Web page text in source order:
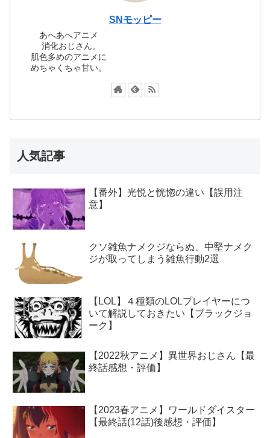
SNモッピー
あへあへアニメ
消化おじさん。
肌色多めのアニメに
めちゃくちゃ甘い。
人気記事
【番外】光悦と恍惚の違い【誤用注
意】
クソ雑魚ナメクジならぬ、中堅ナメク
ジが取ってしまう雑魚行動2選
【LOL】４種類のLOLプレイヤーにつ
いて解説しておきたい【ブラックジョ
ーク】
【2022秋アニメ】異世界おじさん【最
終話感想・評価】
【2023春アニメ】ワールドダイスター
【最終話(12話)後感想・評価】